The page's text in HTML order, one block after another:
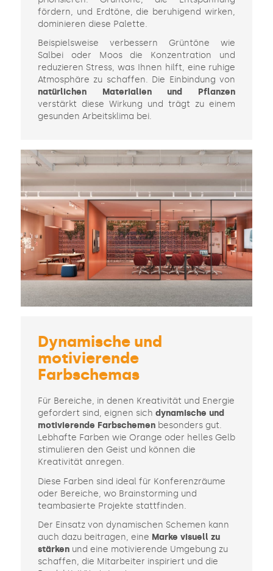
fördern, und Erdtöne, die beruhigend wirken,
dominieren diese Palette.
Beispielsweise verbessern Grüntöne wie
Salbei oder Moos die Konzentration und
reduzieren Stress, was Ihnen hilft, eine ruhige
Atmosphäre zu schaffen. Die Einbindung von
natürlichen Materialien und Pflanzen
verstärkt diese Wirkung und trägt zu einem
gesunden Arbeitsklima bei.
Dynamische und
motivierende
Farbschemas
Für Bereiche, in denen Kreativität und Energie
gefordert sind, eignen sich dynamische und
motivierende Farbschemenbesonders gut.
Lebhafte Farben wie Orange oder helles Gelb
stimulieren den Geist und können die
Kreativität anregen.
Diese Farben sind ideal für Konferenzräume
oder Bereiche, wo Brainstorming und
teambasierte Projekte stattfinden.
Der Einsatz von dynamischen Schemen kann
auch dazu beitragen, eine Marke visuell zu
stärkenund eine motivierende Umgebung zu
schaffen, die Mitarbeiter inspiriert und die